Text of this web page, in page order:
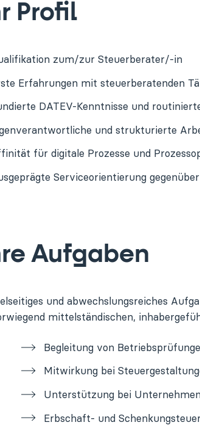
Profil
zum/zur Steuerberater/-in
Erfahrungen mit steuerberatenden
DATEV-Kenntnisse und
und strukturierte
für digitale Prozesse und
Serviceorientierung
Aufgaben
und abwechslungsreiches
mittelständischen,
Begleitung von
Mitwirkung bei
Unterstützung bei
Erbschaft- und